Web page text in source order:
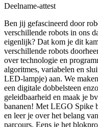
Deelname-attest
Ben jij gefascineerd door
verschillende robots in ons
eigenlijk? Dat kom je dit
verschillende robots
over technologie en
algoritmes, variabelen en
LED-lampje) aan. We
een digitale dobbelsteen
geleidbaarheid en maak je
bananen! Met LEGO Spike
en leer je over het belang
parcours. Eens je het